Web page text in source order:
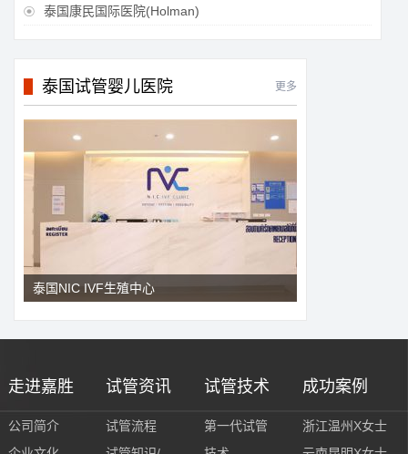
 泰国康民国际医院(Holman)
泰国试管婴儿医院 更多
泰国NIC IVF生殖中心
走进嘉胜
公司简介
试管资讯
试管流程
试管技术
第一代试管
成功案例
浙江温州X女士